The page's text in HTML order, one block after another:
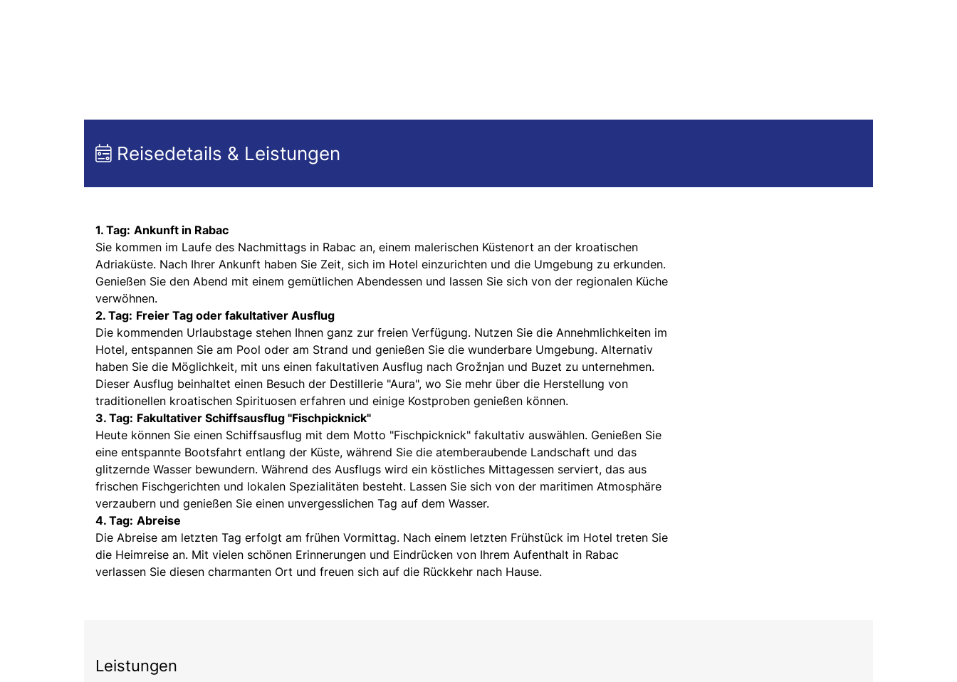
Reisedetails & Leistungen
1. Tag: Ankunft in Rabac
Sie kommen im Laufe des Nachmittags in Rabac an, einem malerischen Küstenort an der kroatischen
Adriaküste. Nach Ihrer Ankunft haben Sie Zeit, sich im Hotel einzurichten und die Umgebung zu erkunden.
Genießen Sie den Abend mit einem gemütlichen Abendessen und lassen Sie sich von der regionalen Küche
verwöhnen.
2. Tag: Freier Tag oder fakultativer Ausflug
Die kommenden Urlaubstage stehen Ihnen ganz zur freien Verfügung. Nutzen Sie die Annehmlichkeiten im
Hotel, entspannen Sie am Pool oder am Strand und genießen Sie die wunderbare Umgebung. Alternativ
haben Sie die Möglichkeit, mit uns einen fakultativen Ausflug nach Grožnjan und Buzet zu unternehmen.
Dieser Ausflug beinhaltet einen Besuch der Destillerie "Aura", wo Sie mehr über die Herstellung von
traditionellen kroatischen Spirituosen erfahren und einige Kostproben genießen können.
3. Tag: Fakultativer Schiffsausflug "Fischpicknick"
Heute können Sie einen Schiffsausflug mit dem Motto "Fischpicknick" fakultativ auswählen. Genießen Sie
eine entspannte Bootsfahrt entlang der Küste, während Sie die atemberaubende Landschaft und das
glitzernde Wasser bewundern. Während des Ausflugs wird ein köstliches Mittagessen serviert, das aus
frischen Fischgerichten und lokalen Spezialitäten besteht. Lassen Sie sich von der maritimen Atmosphäre
verzaubern und genießen Sie einen unvergesslichen Tag auf dem Wasser.
4. Tag: Abreise
Die Abreise am letzten Tag erfolgt am frühen Vormittag. Nach einem letzten Frühstück im Hotel treten Sie
die Heimreise an. Mit vielen schönen Erinnerungen und Eindrücken von Ihrem Aufenthalt in Rabac
verlassen Sie diesen charmanten Ort und freuen sich auf die Rückkehr nach Hause.
Leistungen